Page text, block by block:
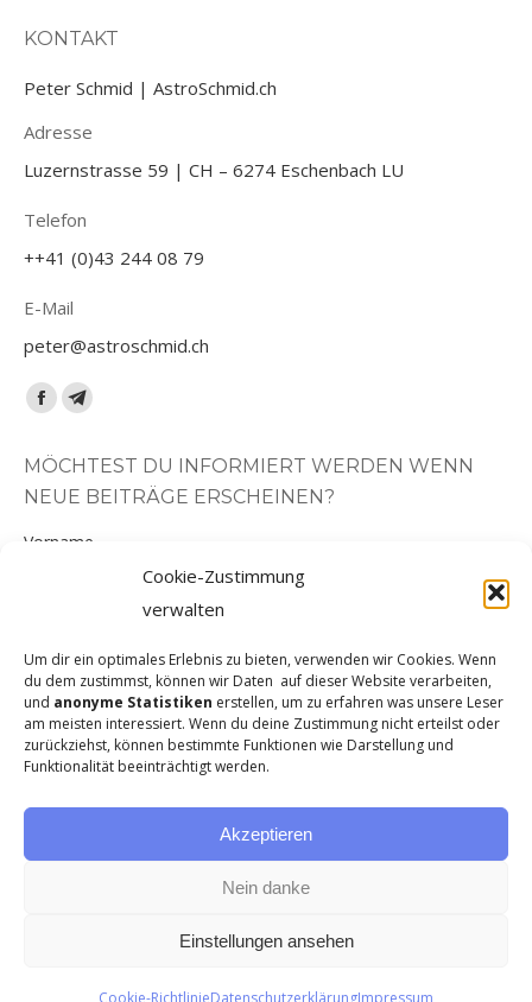
Cookie-Zustimmung
verwalten
Um dir ein optimales Erlebnis zu bieten, verwenden wir Cookies. Wenn
du dem zustimmst, können wir Daten auf dieser Website verarbeiten,
und anonyme Statistiken erstellen, um zu erfahren was unsere Leser
am meisten interessiert. Wenn du deine Zustimmung nicht erteilst oder
zurückziehst, können bestimmte Funktionen wie Darstellung und
Funktionalität beeinträchtigt werden.
Akzeptieren
Nein danke
Einstellungen ansehen
Cookie-RichtlinieDatenschutzerklärungImpressum
KONTAKT
Peter Schmid | AstroSchmid.ch
Adresse
Luzernstrasse 59 | CH – 6274 Eschenbach LU
Telefon
++41 (0)43 244 08 79
E-Mail
peter@astroschmid.ch
Finden Sie uns auf:
Facebook
opens
in
new
Telegram
opens
in
new
MÖCHTEST DU INFORMIERT WERDEN WENN
NEUE BEITRÄGE ERSCHEINEN?
Vorname
E-Mail-Adresse
Hiermit akzeptiere ich die Datenschutzbestimmungen